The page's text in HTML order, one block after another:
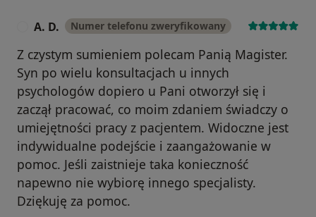
A. D. Numer telefonu zweryfikowany
Z czystym sumieniem polecam Panią Magister.
Syn po wielu konsultacjach u innych
psychologów dopiero u Pani otworzył się i
zaczął pracować, co moim zdaniem świadczy o
umiejętności pracy z pacjentem. Widoczne jest
indywidualne podejście i zaangażowanie w
pomoc. Jeśli zaistnieje taka konieczność
napewno nie wybiorę innego specjalisty.
Dziękuję za pomoc.